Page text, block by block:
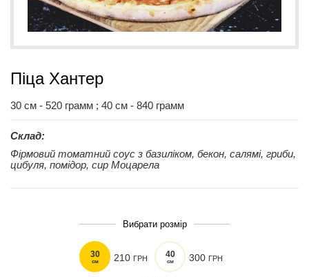
Піца Хантер
30 см - 520 грамм ; 40 см - 840 грамм
Склад:
Фірмовий томатний соус з базиліком, бекон, салямі, гриби,
цибуля, помідор, сир Моцарела
Вибрати розмір
30
см 210 ГРН 40
см 300 ГРН